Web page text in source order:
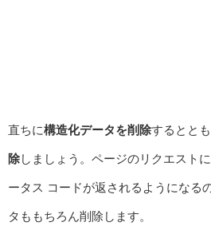
直ちに構造化データを削除するととも
除しましょう。ページのリクエスト
ータス コードが返されるようになる
タももちろん削除します。